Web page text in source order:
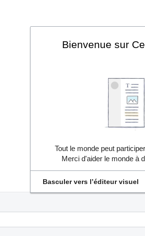
Bienvenue sur
Tout le monde peut
Merci d'aider le monde à
Basculer vers l’éditeur visuel